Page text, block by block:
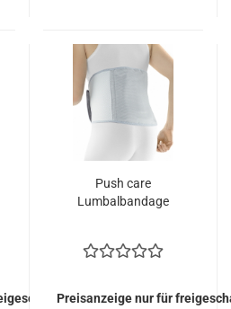
Kunden
Push care
Lumbalbandage
Preisanzeige nur für